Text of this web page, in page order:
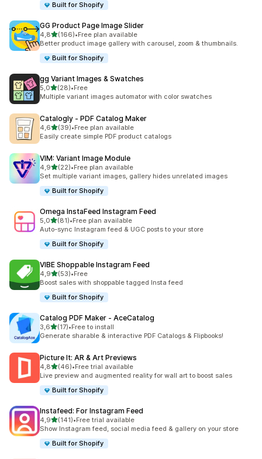
Built for Shopify
GG Product Page Image Slider
4,8av 5 stjerner
(166)
Totalt 166 omtaler
•Free plan available
Better product image gallery with carousel, zoom & thumbnails.
Built for Shopify
gg Variant Images & Swatches
5,0av 5 stjerner
(28)
Totalt 28 omtaler
•Free
Multiple variant images automator with color swatches
Catalogly ‑ PDF Catalog Maker
4,6av 5 stjerner
(39)
Totalt 39 omtaler
•Free plan available
Easily create simple PDF product catalogs
VIM: Variant Image Module
4,9av 5 stjerner
(22)
Totalt 22 omtaler
•Free plan available
Set multiple variant images, gallery hides unrelated images
Built for Shopify
Omega InstaFeed Instagram Feed
5,0av 5 stjerner
(81)
Totalt 81 omtaler
•Free plan available
Auto-sync Instagram feed & UGC posts to your store
Built for Shopify
VIBE Shoppable Instagram Feed
4,9av 5 stjerner
(53)
Totalt 53 omtaler
•Free
Boost sales with shoppable tagged Insta feed
Built for Shopify
Catalog PDF Maker ‑ AceCatalog
3,6av 5 stjerner
(17)
Totalt 17 omtaler
•Free to install
Generate sharable & interactive PDF Catalogs & Flipbooks!
Picture It: AR & Art Previews
4,8av 5 stjerner
(46)
Totalt 46 omtaler
•Free trial available
Live preview and augmented reality for wall art to boost sales
Built for Shopify
Instafeed: For Instagram Feed
4,9av 5 stjerner
(141)
Totalt 141 omtaler
•Free trial available
Show Instagram feed, social media feed & gallery on your store
Built for Shopify